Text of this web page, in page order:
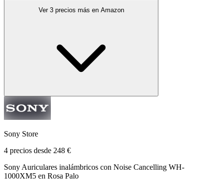
Ver 3 precios más en Amazon
Sony Store
4 precios desde 248 €
Sony Auriculares inalámbricos con Noise Cancelling WH-
1000XM5 en Rosa Palo